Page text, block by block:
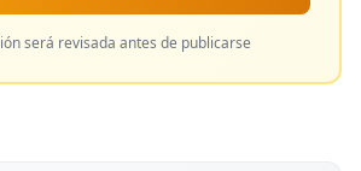
será revisada antes de publicarse